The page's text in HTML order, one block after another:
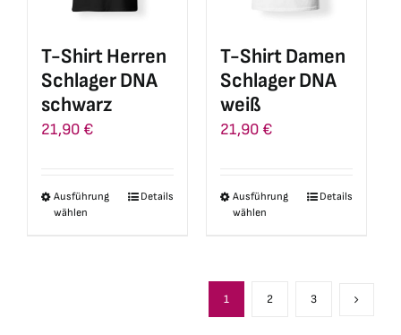
können
der
Produktseite
gewählt
auf
Produktseite
gewählt
T-Shirt Herren
Schlager DNA
schwarz
21,90 €
Ausführung
wählen
DiesesDetails
T-Shirt Damen
Schlager DNA
weiß
21,90 €
Ausführung
wählen
Dieses
Varianten
Details
1 2 3